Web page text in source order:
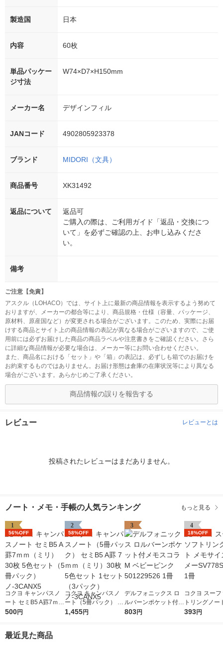
製造国 日本
内容 60枚
単品パッケー
ジ寸法
W74×D7×H150mm
メーカー名 デザインフィル
JANコード 4902805923378
ブランド MIDORI（文具）
商品番号 XK31492
返品について
返品可
ご購入の際は、ご利用ガイド「返品・交換につ
いて」を必ずご確認の上、お申し込みくださ
い。
備考
ご注意【免責】
アスクル（LOHACO）では、サイト上に最新の商品情報を表示するよう努めて
おりますが、メーカーの都合等により、商品規格・仕様（容量、パッケージ、
原材料、原産国など）が変更される場合がございます。このため、実際にお届
けする商品とサイト上の商品情報の表記が異なる場合がございますので、ご使
用前には必ずお届けした商品の商品ラベルや注意書きをご確認ください。さら
に詳細な商品情報が必要な場合は、メーカー等にお問い合わせください。
また、商品名における「セット」や「箱」の表記は、必ずしも箱でのお届けを
お約束するものではありません。お届け形態は倉庫の在庫状況等により異なる
場合がございます。あらかじめご了承ください。
商品情報の誤りを報告する
レビュー レビューとは
投稿されたレビューはまだありません。
ノート・メモ・手帳の人気ランキング もっと見る
1
56%OFF
コクヨ キャンパスノ
ート セミB5 A罫7ｍｍ
（ミリ） 30枚 5色セ
500円
2
58%OFF
コクヨ キャンパスノ
ート（5冊パック） セ
ミB5 A罫 7ｍｍ（ミ
1,455円
3
デルフォニックス ロ
ルバーンポケット付メ
モスコラM ベビーピ
803円
4
18%OFF
コクヨ スー
トリングノー
サイズ 青 メ
393円
最近見た商品